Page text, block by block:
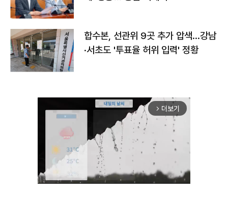
합수본, 선관위 9곳 추가 압색…강남
·서초도 '투표율 허위 입력' 정황
arrow_forward_ios 더보기